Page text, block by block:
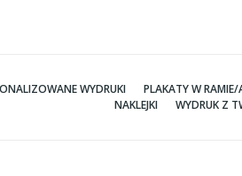
WYDRUKI PLAKATY W
NAKLEJKI
WYDRUK Z